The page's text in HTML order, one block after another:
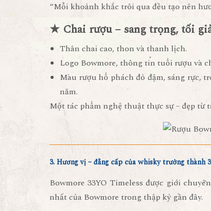
“Mỗi khoảnh khắc trôi qua đều tạo nên
★ Chai rượu – sang trọng, tối
Thân chai cao, thon và thanh lịch.
Logo Bowmore, thông tin tuổi rượu và
Màu rượu hổ phách đỏ đậm, sáng rực,
năm.
Một tác phẩm nghệ thuật thực sự – đẹp từ
3. Hương vị – đẳng cấp của whisky trưởng thành
Bowmore 33YO Timeless được giới
nhất của Bowmore trong thập kỷ gần đây.